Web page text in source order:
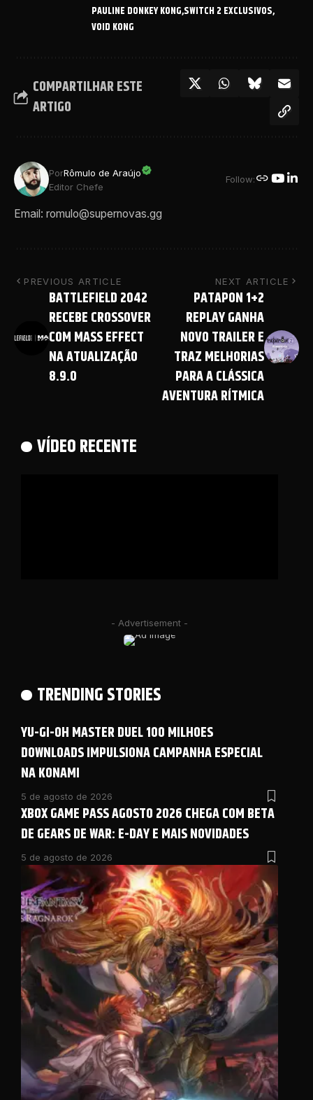
PAULINE DONKEY KONG SWITCH 2 EXCLUSIVOS
VOID KONG
COMPARTILHAR ESTE
ARTIGO
PorRômulo de Araújo
Editor Chefe
Follow:
Email: romulo@supernovas.gg
PREVIOUS ARTICLE
BATTLEFIELD 2042
RECEBE CROSSOVER
COM MASS EFFECT
NA ATUALIZAÇÃO
8.9.0
NEXT ARTICLE
PATAPON 1+2
REPLAY GANHA
NOVO TRAILER E
TRAZ MELHORIAS
PARA A CLÁSSICA
AVENTURA RÍTMICA
VÍDEO RECENTE
- Advertisement -
TRENDING STORIES
YU-GI-OH MASTER DUEL 100 MILHOES
DOWNLOADS IMPULSIONA CAMPANHA ESPECIAL
NA KONAMI
5 de agosto de 2026
XBOX GAME PASS AGOSTO 2026 CHEGA COM BETA
DE GEARS DE WAR: E-DAY E MAIS NOVIDADES
5 de agosto de 2026